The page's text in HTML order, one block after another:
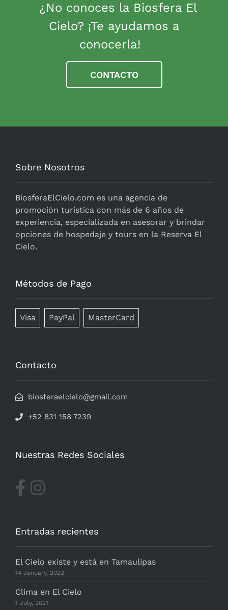
¿No conoces la Biosfera El
Cielo? ¡Te ayudamos a
conocerla!
CONTACTO
Sobre Nosotros
BiosferaElCielo.com es una agencia de
promoción turistica con más de 6 años de
experiencia, especializada en asesorar y brindar
opciones de hospedaje y tours en la Reserva El
Cielo.
Métodos de Pago
Visa PayPal MasterCard
Contacto
biosferaelcielo@gmail.com
+52 831 158 7239
Nuestras Redes Sociales
Entradas recientes
El Cielo existe y está en Tamaulipas
14 January, 2022
Clima en El Cielo
1 July, 2021